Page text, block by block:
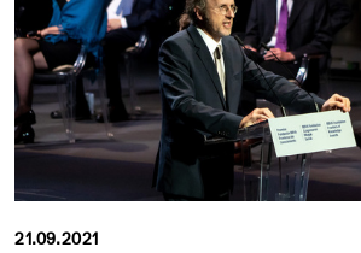
21.09.2021